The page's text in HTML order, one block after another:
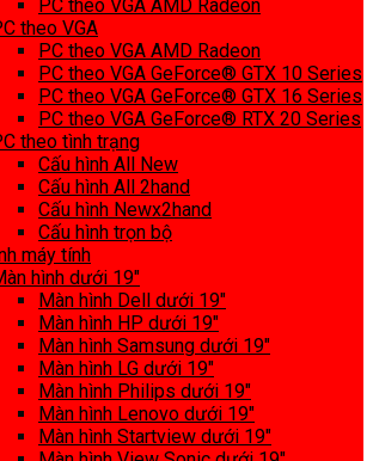
PC theo VGA AMD Radeon
theo VGA
PC theo VGA AMD Radeon
PC theo VGA GeForce® GTX 10 Series
PC theo VGA GeForce® GTX 16 Series
PC theo VGA GeForce® RTX 20 Series
theo tình trạng
Cấu hình All New
Cấu hình All 2hand
Cấu hình Newx2hand
Cấu hình trọn bộ
máy tính
hình dưới 19″
Màn hình Dell dưới 19″
Màn hình HP dưới 19″
Màn hình Samsung dưới 19″
Màn hình LG dưới 19″
Màn hình Philips dưới 19″
Màn hình Lenovo dưới 19″
Màn hình Startview dưới 19″